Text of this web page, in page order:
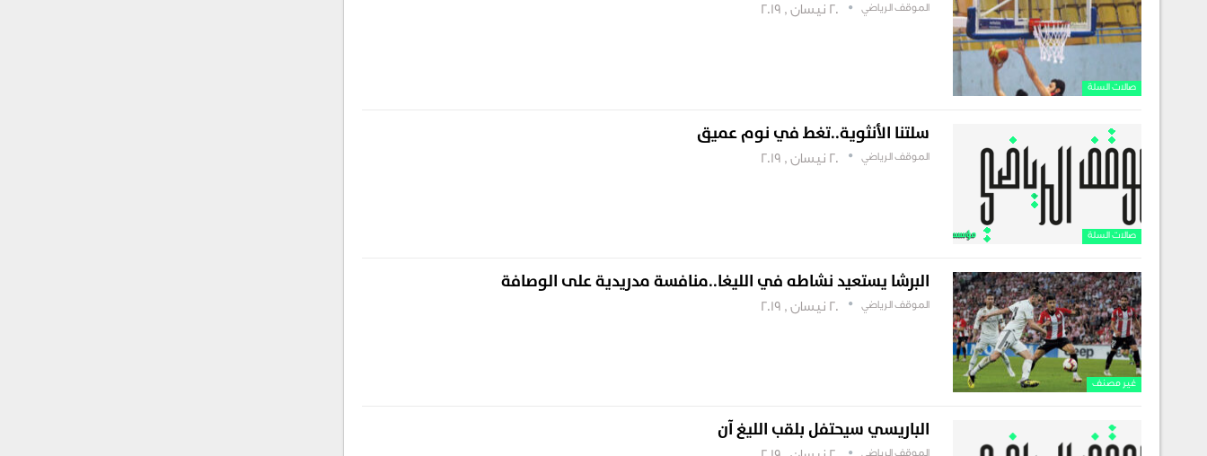
صالات السلة
الموقف الرياضي 20 نيسان , 2019
صالات السلة
سلتنا الأنثوية..تغط في نوم عميق
الموقف الرياضي 20 نيسان , 2019
غير مصنف
البرشا يستعيد نشاطه في الليغا..منافسة مدريدية على الوصافة
الموقف الرياضي 20 نيسان , 2019
الباريسي سيحتفل بلقب الليغ آن